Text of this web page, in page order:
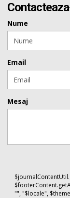
Nume
Email
Mesaj
"", "$locale",